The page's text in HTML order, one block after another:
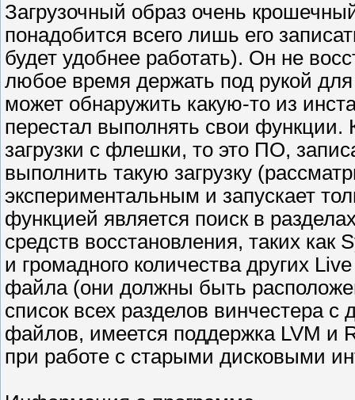
Загрузочный образ очень
понадобится всего лишь его
будет удобнее работать). Он не
любое время держать под рукой для
может обнаружить какую-то из
перестал выполнять свои
загрузки с флешки, то это ПО,
выполнить такую загрузку
экспериментальным и запускает
функцией является поиск в
средств восстановления, таких
и громадного количества других
файла (они должны быть
список всех разделов винчестера
файлов, имеется поддержка LVM и
при работе с старыми дисковыми